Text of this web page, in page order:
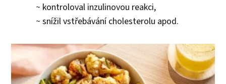
~ kontroloval inzulinovou reakci,
~ snížil vstřebávání cholesterolu apod.